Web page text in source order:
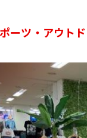
ーツ・アウト